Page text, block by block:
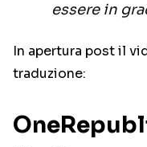
essere in
In apertura post il
traduzione: